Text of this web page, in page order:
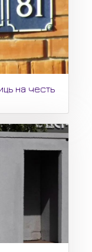
на честь